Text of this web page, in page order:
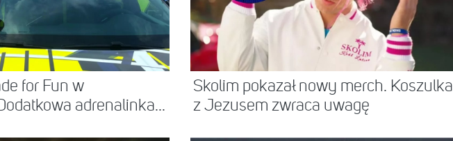
for Fun w
adrenalinka...
Skolim pokazał nowy merch. Koszulka
z Jezusem zwraca uwagę